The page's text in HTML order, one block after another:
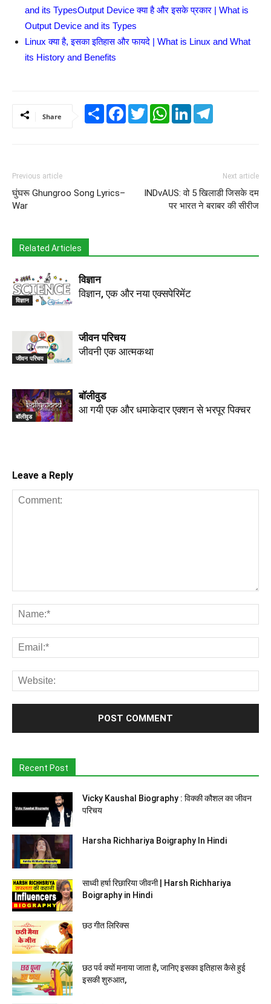
and its TypesOutput Device क्या है और इसके प्रकार | What is
Output Device and its Types
Linux क्या है, इसका इतिहास और फायदे | What is Linux and What
its History and Benefits
Share
Share FacebookTwitterWhatsApp
LinkedIn
Previous article
घुंघरू Ghungroo Song Lyrics–
War
Next article
INDvAUS: वो 5 खिलाडी जिसके दम
पर भारत ने बराबर की सीरीज
Related Articles
विज्ञान
विज्ञान
विज्ञान, एक और नया एक्सपेरिमेंट
जीवन परिचय
जीवन परिचय
जीवनी एक आत्मकथा
बॉलीवुड
बॉलीवुड
आ गयी एक और धमाकेदार एक्शन से भरपूर पिक्चर
Leave a Reply
Recent Post
Vicky Kaushal Biography : विक्की कौशल का जीवन
परिचय
Harsha Richhariya Boigraphy In Hindi
साध्वी हर्षा रिछारिया जीवनी | Harsh Richhariya
Boigraphy in Hindi
छठ गीत लिरिक्स
छठ पर्व क्यों मनाया जाता है, जानिए इसका इतिहास कैसे हुई
इसकी शुरुआत,